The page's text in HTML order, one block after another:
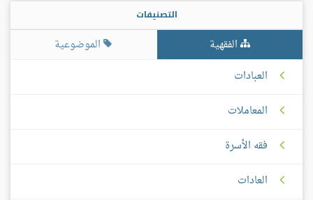
التصنيفات
الفقهية
الموضوعية
العبادات
المعاملات
فقه الأسرة
العادات